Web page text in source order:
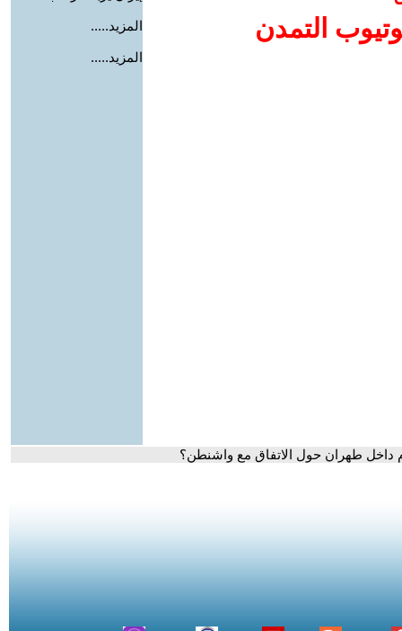
التمدن
المزيد.....
المزيد.....
داخل طهران حول الاتفاق مع واشنطن؟